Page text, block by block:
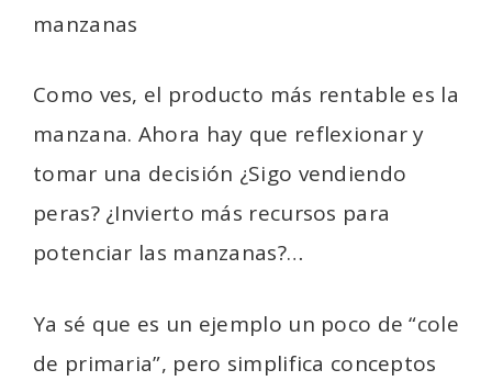
manzanas
Como ves, el producto más rentable es la
manzana. Ahora hay que reflexionar y
tomar una decisión ¿Sigo vendiendo
peras? ¿Invierto más recursos para
potenciar las manzanas?…
Ya sé que es un ejemplo un poco de “cole
de primaria”, pero simplifica conceptos